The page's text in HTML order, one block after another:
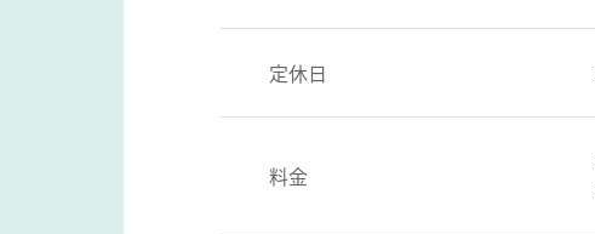
定休日
料金